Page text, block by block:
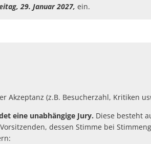
29. Januar 2027, ein.
Akzeptanz (z.B. Besucherzahl, Kritiken
eine unabhängige Jury. Diese besteht
dessen Stimme bei